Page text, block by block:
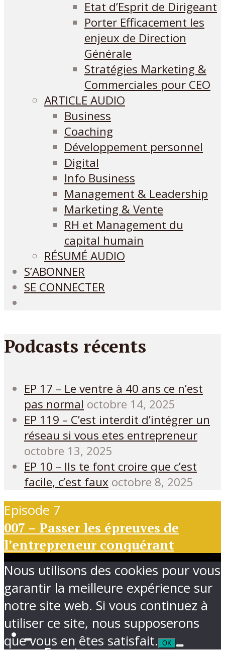
Etat d’Esprit de Dirigeant
Porter Efficacement les
enjeux de Direction
Générale
Stratégies Marketing &
Commerciales pour CEO
ARTICLE AUDIO
Business
Coaching
Développement personnel
Digital
Info Business
Management & Leadership
Marketing & Vente
RH et Management du
capital humain
RÉSUMÉ AUDIO
S’ABONNER
SE CONNECTER
Podcasts récents
EP 17 – Le ventre à 40 ans ce n’est
pas normal octobre 14, 2025
EP 119 – C’est interdit d’intégrer un
réseau si vous etes entrepreneur
octobre 13, 2025
EP 10 – Ils te font croire que c’est
facile, c’est faux octobre 8, 2025
Episode 7
007 – Passer les épreuves de
l’entrepreneur conquérant
Nous utilisons des cookies pour vous
garantir la meilleure expérience sur
notre site web. Si vous continuez à
utiliser ce site, nous supposerons
que vous en êtes satisfait.
OK